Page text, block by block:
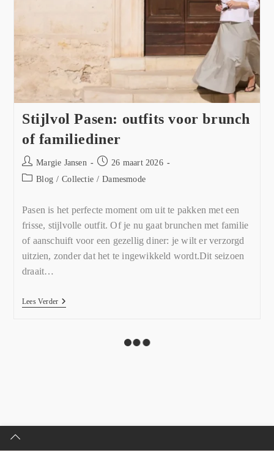
Stijlvol Pasen: outfits voor brunch
of familiediner
Margie Jansen
26 maart 2026
Blog / Collectie / Damesmode
Pasen is het perfecte moment om uit te pakken met een
frisse, stijlvolle outfit. Of je nu gaat brunchen met familie
of aanschuift voor een gezellig diner: je wilt er verzorgd
uitzien, zonder dat het te ingewikkeld wordt.Dit seizoen
draait…
Lees Verder